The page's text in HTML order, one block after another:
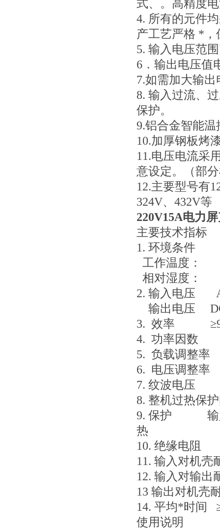
式、。高精度
4. 所有的元件
产工艺严格 *
5. 输入电压范
6．输出电压值
7.如需加大输
8. 输入过流、
保护。
9.铝合金智能
10.加厚钢板烤
11.电压电流采
意设定。（部
12.主要型号有
324V、432V等
220V15A电力
主要技术指标
1. 环境条件
工作温度：
相对湿度：
2. 输入电压
输出电
3. 效率
4. 功率因数
5. 负载调整
6. 电压调整
7. 纹波电压
8. 整机过热保
9. 保护 输入
热
10. 绝缘电
11. 输入对机
12. 输入对输
13 输出对机壳
14. 平均*时间
使用说明